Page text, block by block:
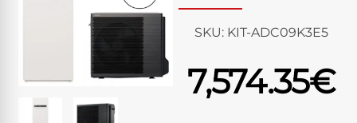
SKU: KIT-ADC09K3E5
7,574.35€